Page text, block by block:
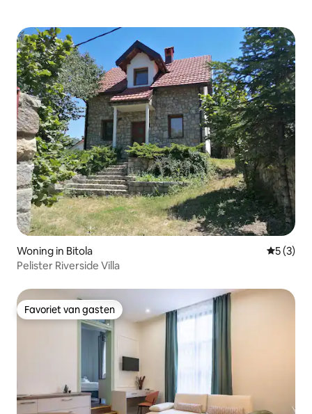
Woning in Bitola
5 (3)
Pelister Riverside Villa
Favoriet van gasten
Favoriet van gasten